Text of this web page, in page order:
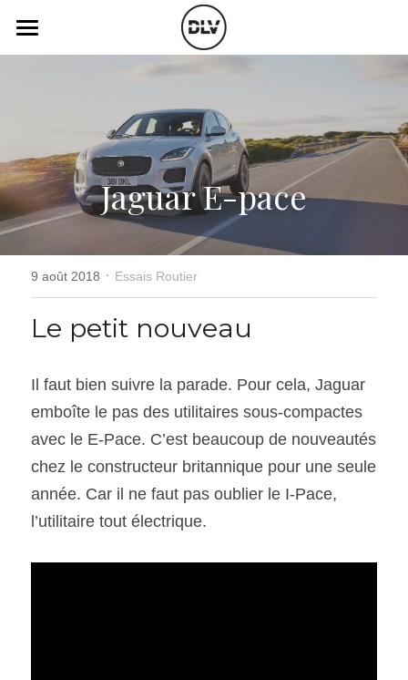
Électrique
Histoire de chars
Art Automobile
Essais Routier
Podcast
Radio FM
Simulateur
Assurance
SOUMISSION RAPIDE
Jaguar E-pace
9 août 2018 · Essais Routier
Le petit nouveau
Il faut bien suivre la parade. Pour cela, Jaguar
emboîte le pas des utilitaires sous-compactes
avec le E-Pace. C’est beaucoup de nouveautés
chez le constructeur britannique pour une seule
année. Car il ne faut pas oublier le I-Pace,
l’utilitaire tout électrique.
LES CATÉGORIES DE LA BOUTIQUE